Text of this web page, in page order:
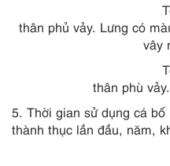
thân phủ vảy. Lưng có
vây
thân phù
5. Thời gian sử dụng cá bố
thành thục lần đầu, năm,